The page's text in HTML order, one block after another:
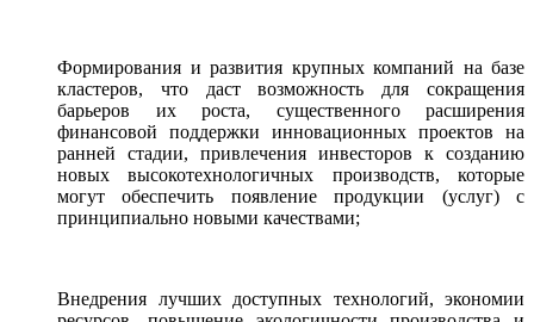
Формирования и развития крупных компаний на базе
кластеров, что даст возможность для сокращения
барьеров их роста, существенного расширения
финансовой поддержки инновационных проектов на
ранней стадии, привлечения инвесторов к созданию
новых высокотехнологичных производств, которые
могут обеспечить появление продукции (услуг) с
принципиально новыми качествами;
Внедрения лучших доступных технологий, экономии